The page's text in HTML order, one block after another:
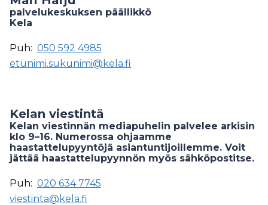
palvelukeskuksen päällikkö
Kela
Puh: 050 592 4985
etunimi.sukunimi@kela.fi
Kelan viestintä
Kelan viestinnän mediapuhelin palvelee arkisin
klo 9–16. Numerossa ohjaamme
haastattelupyyntöjä asiantuntijoillemme. Voit
jättää haastattelupyynnön myös sähköpostitse.
Puh: 020 634 7745
viestinta@kela.fi